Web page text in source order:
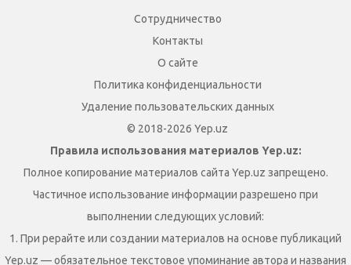
Сотрудничество
Контакты
О сайте
Политика конфиденциальности
Удаление пользовательских данных
© 2018-2026 Yep.uz
Правила использования материалов Yep.uz:
Полное копирование материалов сайта Yep.uz запрещено.
Частичное использование информации разрешено при
выполнении следующих условий:
1. При рерайте или создании материалов на основе публикаций
Yep.uz — обязательное текстовое упоминание автора и названия